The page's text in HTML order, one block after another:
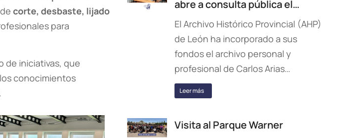
corte, desbaste, lijado
para
de iniciativas, que
conocimientos
abre a consulta pública el…
El Archivo Histórico Provincial (AHP)
de León ha incorporado a sus
fondos el archivo personal y
profesional de Carlos Arias…
Leer más
Visita al Parque Warner